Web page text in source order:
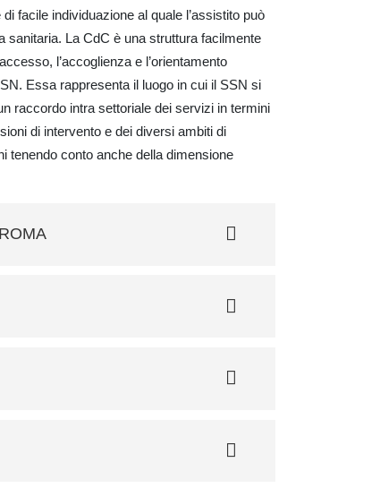
facile individuazione al quale l’assistito può
La CdC è una struttura facilmente
l’accoglienza e l’orientamento
Essa rappresenta il luogo in cui il SSN si
raccordo intra settoriale dei servizi in termini
di intervento e dei diversi ambiti di
tenendo conto anche della dimensione